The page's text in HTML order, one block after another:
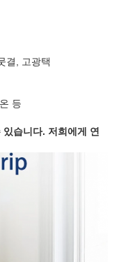
결, 고광택
등
습니다. 저희에게 연